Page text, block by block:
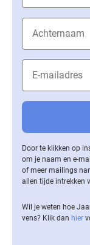
Door te klikken op
om je naam en e-
of meer mailings
allen tijde intrekken
Wil je weten hoe
vens? Klik dan hier